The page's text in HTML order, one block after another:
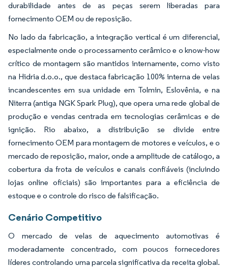
durabilidade antes de as peças serem liberadas para
fornecimento OEM ou de reposição.
No lado da fabricação, a integração vertical é um diferencial,
especialmente onde o processamento cerâmico e o know-how
crítico de montagem são mantidos internamente, como visto
na Hidria d.o.o., que destaca fabricação 100% interna de velas
incandescentes em sua unidade em Tolmin, Eslovênia, e na
Niterra (antiga NGK Spark Plug), que opera uma rede global de
produção e vendas centrada em tecnologias cerâmicas e de
ignição. Rio abaixo, a distribuição se divide entre
fornecimento OEM para montagem de motores e veículos, e o
mercado de reposição, maior, onde a amplitude de catálogo, a
cobertura da frota de veículos e canais confiáveis (incluindo
lojas online oficiais) são importantes para a eficiência de
estoque e o controle do risco de falsificação.
Cenário Competitivo
O mercado de velas de aquecimento automotivas é
moderadamente concentrado, com poucos fornecedores
líderes controlando uma parcela significativa da receita global.